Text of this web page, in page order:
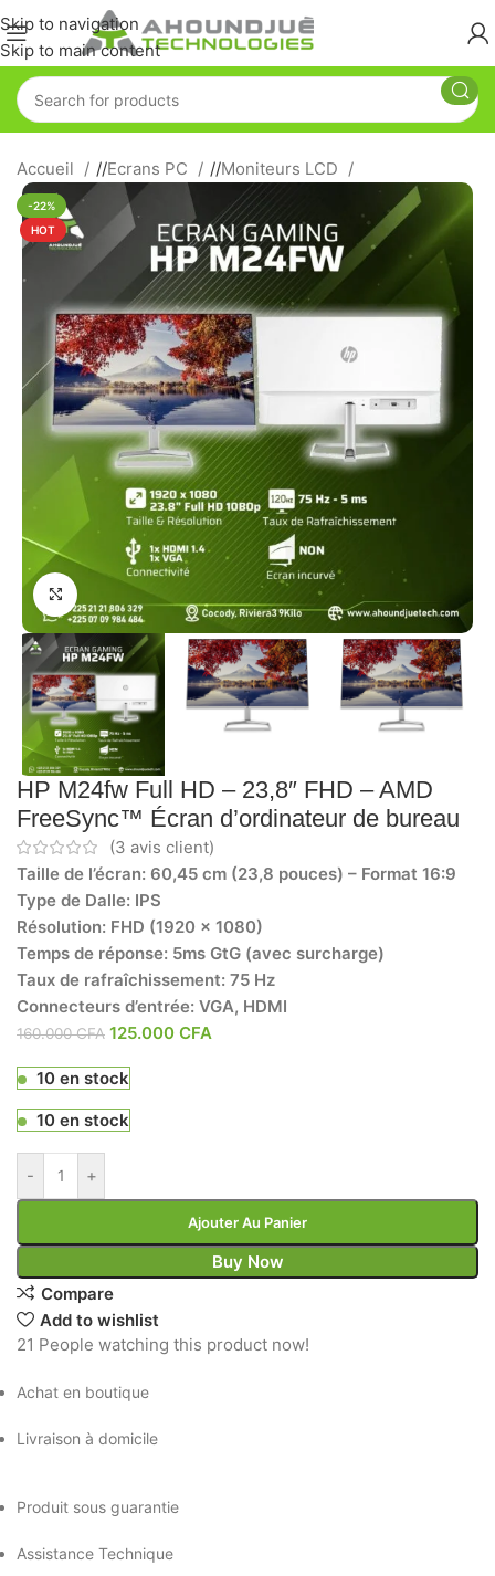
Skip to navigation
Skip to main content
Accueil / Ecrans PC / Moniteurs LCD
-22%
HOT
Click to enlarge
HP M24fw Full HD – 23,8″ FHD – AMD
FreeSync™ Écran d’ordinateur de bureau
(3 avis client)
Taille de l’écran: 60,45 cm (23,8 pouces) – Format 16:9
Type de Dalle: IPS
Résolution: FHD (1920 x 1080)
Temps de réponse: 5ms GtG (avec surcharge)
Taux de rafraîchissement: 75 Hz
Connecteurs d’entrée: VGA, HDMI
160.000CFA 125.000CFA
10 en stock
10 en stock
- +
Ajouter Au Panier
Buy Now
Compare
Add to wishlist
21 People watching this product now!
Achat en boutique
Livraison à domicile
Produit sous guarantie
Assistance Technique